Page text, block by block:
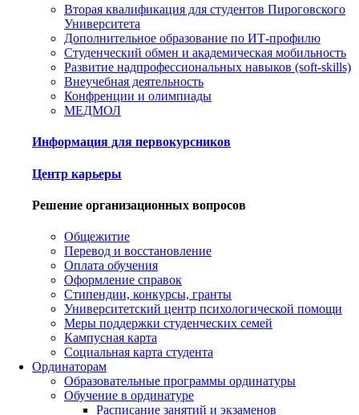
Вторая квалификация для студентов Пироговского
Университета
Дополнительное образование по ИТ-профилю
Студенческий обмен и академическая мобильность
Развитие надпрофессиональных навыков (soft-skills)
Внеучебная деятельность
Конфренции и олимпиады
МЕДМОЛ
Информация для первокурсников
Центр карьеры
Решение организационных вопросов
Общежитие
Перевод и восстановление
Оплата обучения
Оформление справок
Стипендии, конкурсы, гранты
Университетский центр психологической помощи
Меры поддержки студенческих семей
Кампусная карта
Социальная карта студента
Ординаторам
Образовательные программы ординатуры
Обучение в ординатуре
Расписание занятий и экзаменов